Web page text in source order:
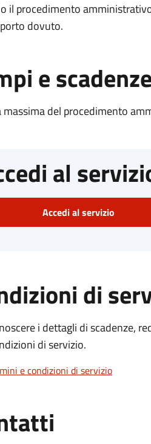
il procedimento
dovuto.
e scadenze
massima del procedimento
al
Accedi al servizio
di
i dettagli di scadenze,
di servizio.
e condizioni di servizio